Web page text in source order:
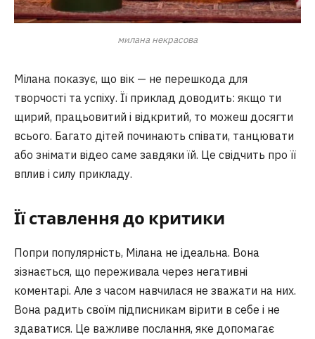
милана некрасова
Мілана показує, що вік — не перешкода для
творчості та успіху. Її приклад доводить: якщо ти
щирий, працьовитий і відкритий, то можеш досягти
всього. Багато дітей починають співати, танцювати
або знімати відео саме завдяки їй. Це свідчить про її
вплив і силу прикладу.
Її ставлення до критики
Попри популярність, Мілана не ідеальна. Вона
зізнається, що переживала через негативні
коментарі. Але з часом навчилася не зважати на них.
Вона радить своїм підписникам вірити в себе і не
здаватися. Це важливе послання, яке допомагає